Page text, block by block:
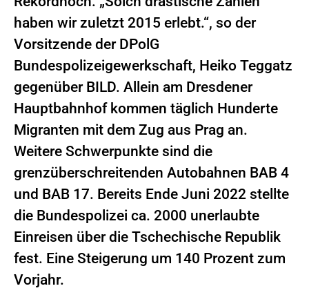
haben wir zuletzt 2015 erlebt.“, so der
Vorsitzende der DPolG
Bundespolizeigewerkschaft, Heiko Teggatz
gegenüber BILD. Allein am Dresdener
Hauptbahnhof kommen täglich Hunderte
Migranten mit dem Zug aus Prag an.
Weitere Schwerpunkte sind die
grenzüberschreitenden Autobahnen BAB 4
und BAB 17. Bereits Ende Juni 2022 stellte
die Bundespolizei ca. 2000 unerlaubte
Einreisen über die Tschechische Republik
fest. Eine Steigerung um 140 Prozent zum
Vorjahr.